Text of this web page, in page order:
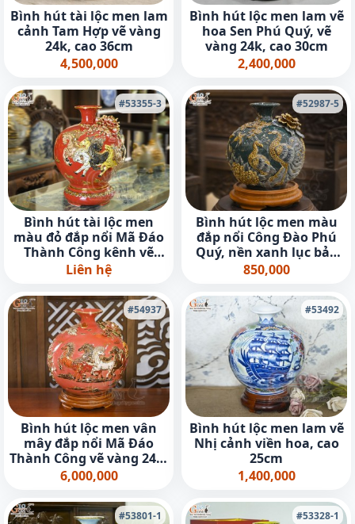
Bình hút tài lộc men lam
cảnh Tam Hợp vẽ vàng
24k, cao 36cm
4,500,000
Bình hút lộc men lam vẽ
hoa Sen Phú Quý, vẽ
vàng 24k, cao 30cm
2,400,000
#53355-3
Bình hút tài lộc men
màu đỏ đắp nổi Mã Đáo
Thành Công kênh vẽ
vàng 24k, cao 35cm
Liên hệ
#52987-5
Bình hút lộc men màu
đắp nổi Công Đào Phú
Quý, nền xanh lục bảo
cao 18cm
850,000
#54937
Bình hút lộc men vân
mây đắp nổi Mã Đáo
Thành Công vẽ vàng 24k,
cao 30cm (Màu đỏ)
6,000,000
#53492
Bình hút lộc men lam vẽ
Nhị cảnh viền hoa, cao
25cm
1,400,000
#53801-1 #53328-1